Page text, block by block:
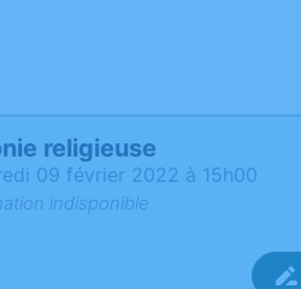
religieuse
09 février 2022 à 15h00
indisponible